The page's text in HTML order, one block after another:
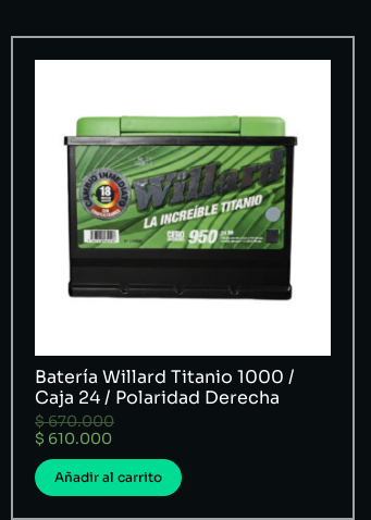
Batería Willard Titanio 1000 /
Caja 24 / Polaridad Derecha
$670.000
$ 610.000
Añadir al carrito